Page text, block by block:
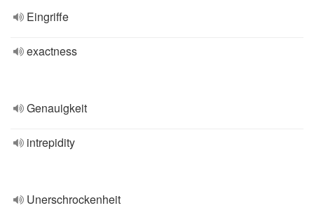
Eingriffe
exactness
Genauigkeit
intrepidity
Unerschrockenheit